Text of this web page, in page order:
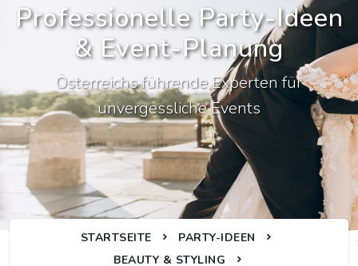
Professionelle Party-Ideen
& Event-Planung
Österreichs führende Experten für
unvergessliche Events
STARTSEITE
PARTY-IDEEN
BEAUTY & STYLING